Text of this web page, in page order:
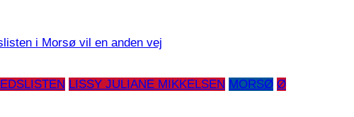
Mors
brug
LISSY JULIANE MIKKELSEN MORSØ Ø